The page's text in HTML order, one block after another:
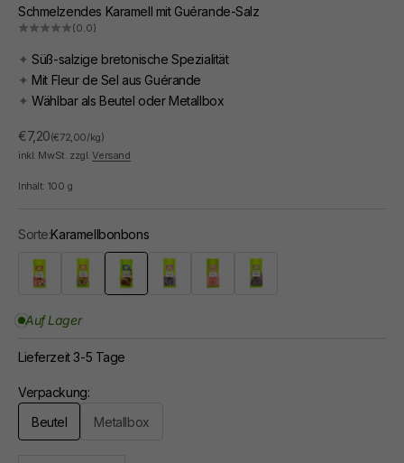
Schmelzendes Karamell mit Guérande-Salz
(0.0)
✦ Süß-salzige bretonische Spezialität
✦ Mit Fleur de Sel aus Guérande
✦ Wählbar als Beutel oder Metallbox
Angebot
€7,20(€72,00/kg)
inkl. MwSt. zzgl.Versand
Inhalt: 100 g
Sorte:Karamellbonbons
BerlingotsFruchtmix KaramellbonbonsLavendelbonbons
RosenbonbonsVeilchenbonbons
Auf Lager
Lieferzeit 3-5 Tage
Verpackung:
Beutel
Metallbox